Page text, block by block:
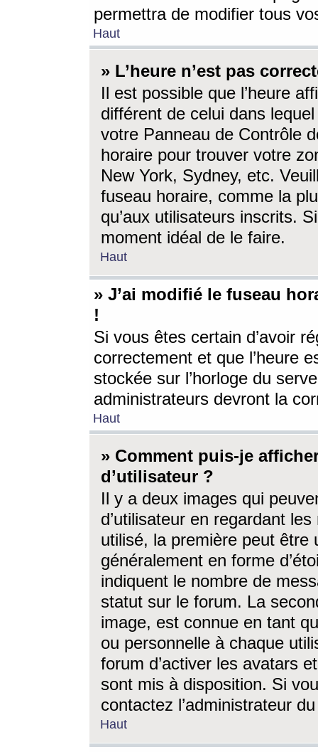
permettra de modifier tous
Haut
» L’heure n’est pas
Il est possible que l’heure
différent de celui dans
votre Panneau de Contrôle
horaire pour trouver votre
New York, Sydney, etc.
fuseau horaire, comme la
qu’aux utilisateurs inscrits.
moment idéal de le faire.
Haut
» J’ai modifié le fuseau
!
Si vous êtes certain d’avoir
correctement et que l’heure
stockée sur l’horloge du
administrateurs devront la
Haut
» Comment puis-je
d’utilisateur ?
Il y a deux images qui
d’utilisateur en regardant
utilisé, la première peut être
généralement en forme
indiquent le nombre de
statut sur le forum. La
image, est connue en tant
ou personnelle à chaque
forum d’activer les avatars
sont mis à disposition. Si
contactez l’administrateur
Haut